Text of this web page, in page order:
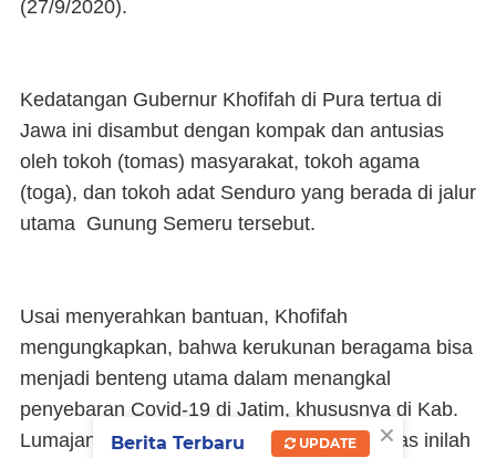
(27/9/2020).
Kedatangan Gubernur Khofifah di Pura tertua di
Jawa ini disambut dengan kompak dan antusias
oleh tokoh (tomas) masyarakat, tokoh agama
(toga), dan tokoh adat Senduro yang berada di jalur
utama Gunung Semeru tersebut.
Usai menyerahkan bantuan, Khofifah
mengungkapkan, bahwa kerukunan beragama bisa
menjadi benteng utama dalam menangkal
penyebaran Covid-19 di Jatim, khususnya di Kab.
Lumajang. Para tokoh adat, toga serta tomas inilah
×
Berita Terbaru UPDATE